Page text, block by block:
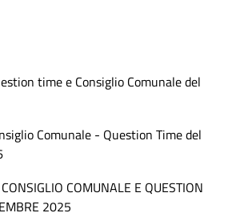
time e Consiglio Comunale del
Comunale - Question Time del
COMUNALE E QUESTION
2025